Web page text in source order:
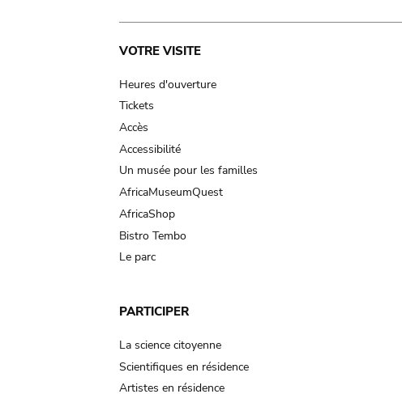
Main
navigation
VOTRE VISITE
Heures d'ouverture
Tickets
Accès
Accessibilité
Un musée pour les familles
AfricaMuseumQuest
AfricaShop
Bistro Tembo
Le parc
PARTICIPER
La science citoyenne
Scientifiques en résidence
Artistes en résidence